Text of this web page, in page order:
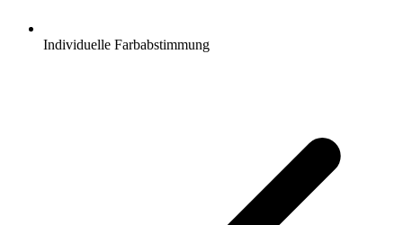
Individuelle Farbabstimmung